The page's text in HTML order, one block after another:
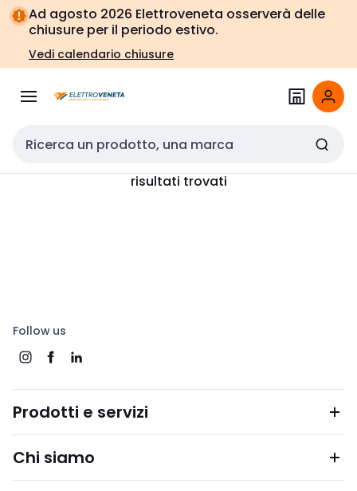
Vai alla
navigazione
Vai
alla
pagina
Ad agosto 2026 Elettroveneta osserverà delle
chiusure per il periodo estivo.
Vedi calendario chiusure
Cerca input
risultati trovati
Follow us
Prodotti e servizi
Chi siamo